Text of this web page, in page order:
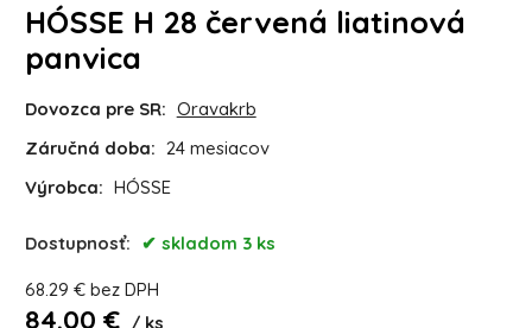
HÓSSE H 28 červená liatinová
panvica
Dovozca pre SR: Oravakrb
Záručná doba: 24 mesiacov
Výrobca: HÓSSE
Dostupnosť: skladom 3 ks
68.29 € bez DPH
84.00 € ks